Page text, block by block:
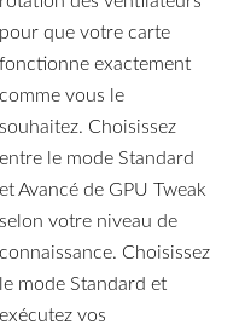
pour que votre carte
fonctionne exactement
comme vous le
souhaitez. Choisissez
entre le mode Standard
et Avancé de GPU Tweak
selon votre niveau de
connaissance. Choisissez
le mode Standard et
exécutez vos